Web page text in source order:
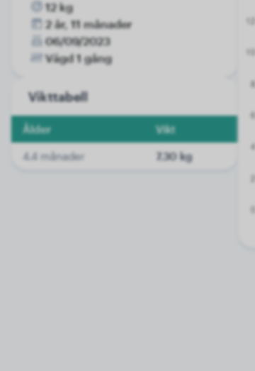
12 kg
2 år, 11 månader
06/09/2023
Vägd 1 gång
Vikttabell
Ålder Vikt
4.4 månader 7.30 kg